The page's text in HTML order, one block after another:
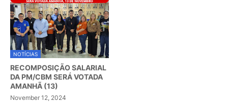
NOTÍCIAS
RECOMPOSIÇÃO SALARIAL
DA PM/CBM SERÁ VOTADA
AMANHÃ (13)
November 12, 2024